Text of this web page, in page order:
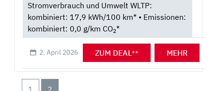
Stromverbrauch und Umwelt WLTP:
kombiniert: 17,9 kWh/100 km* • Emissionen:
kombiniert: 0,0 g/km CO2*
2. April 2026 ZUM DEAL** MEHR